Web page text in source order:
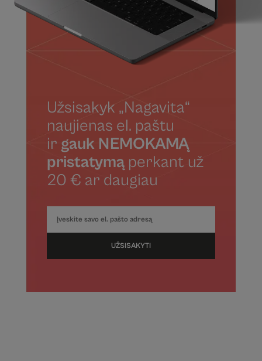
Užsisakyk „Nagavita“
naujienas el. paštu
ir gauk NEMOKAMĄ
pristatymąperkant už
20 € ar daugiau
UŽSISAKYTI